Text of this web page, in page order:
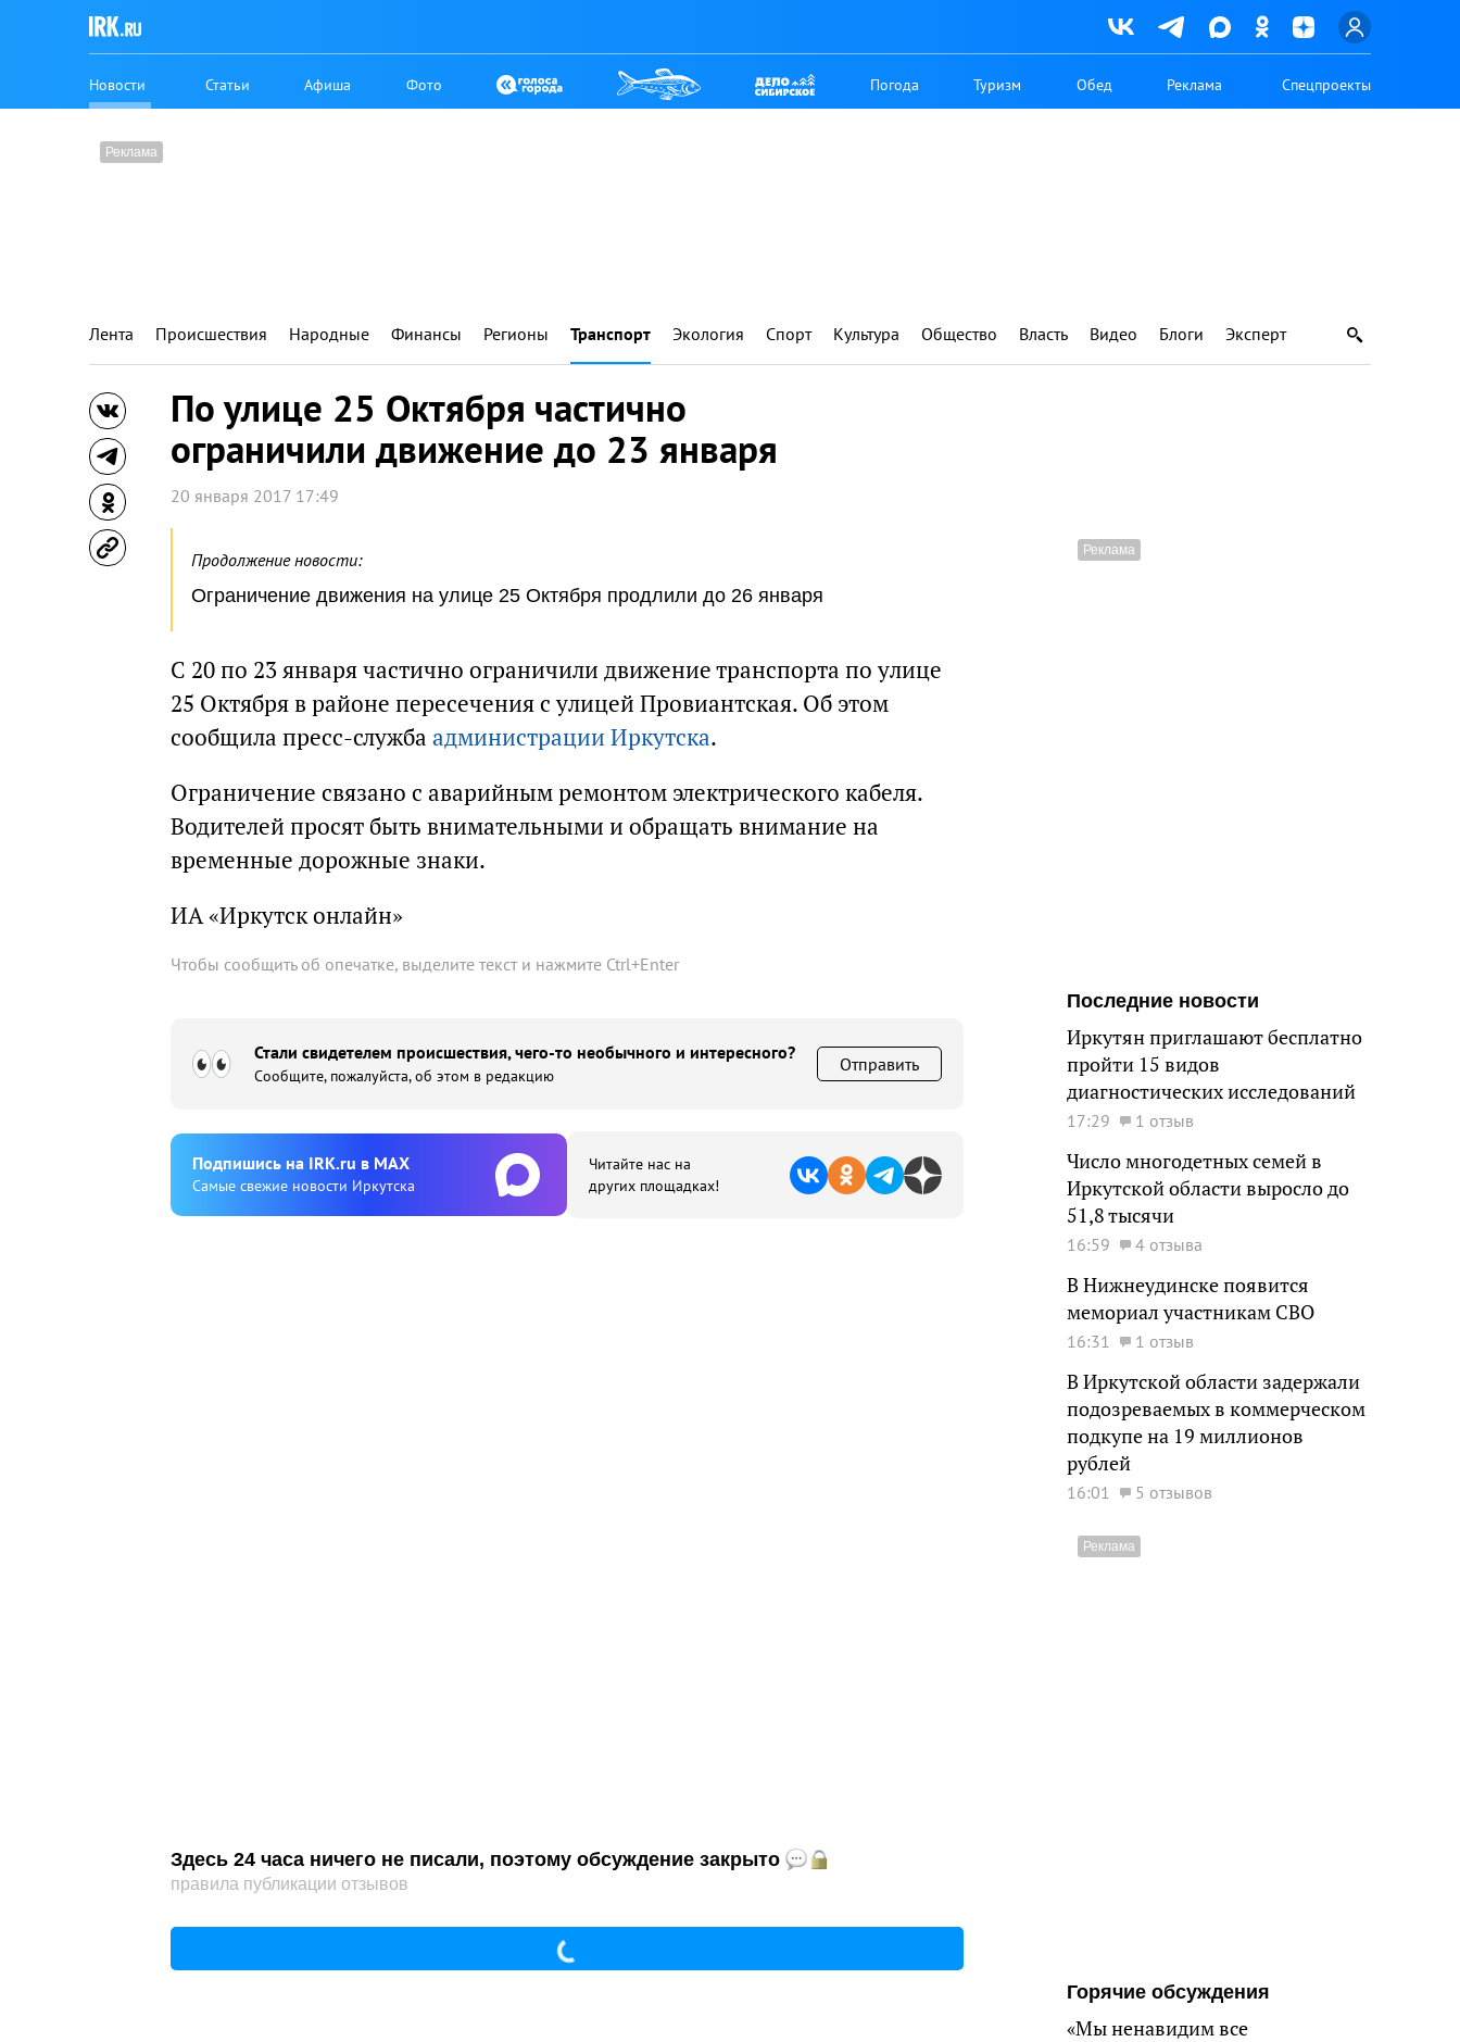
Новости Статьи Афиша Фото Погода Туризм Обед Реклама Спецпроекты
Лента Происшествия Народные Финансы Регионы Транспорт Экология Спорт Культура Общество Власть Видео Блоги Эксперт
По улице 25 Октября частично
ограничили движение до 23 января
20 января 2017 17:49
Продолжение новости:
Ограничение движения на улице 25 Октября продлили до 26 января
С 20 по 23 января частично ограничили движение транспорта по улице
25 Октября в районе пересечения с улицей Провиантская. Об этом
сообщила пресс-служба администрации Иркутска.
Ограничение связано с аварийным ремонтом электрического кабеля.
Водителей просят быть внимательными и обращать внимание на
временные дорожные знаки.
ИА «Иркутск онлайн»
Чтобы сообщить об опечатке, выделите текст и нажмите Ctrl+Enter
Стали свидетелем происшествия, чего-то необычного и интересного?
Сообщите, пожалуйста, об этом в редакцию
Отправить
Подпишиcь на IRK.ru в MAX
Cамые свежие новости Иркутска
Читайте нас на
других площадках!
Здесь 24 часа ничего не писали, поэтому обсуждение закрыто
правила публикации отзывов
Последние новости
Иркутян приглашают бесплатно
пройти 15 видов
диагностических исследований
17:29 1 отзыв
Число многодетных семей в
Иркутской области выросло до
51,8 тысячи
16:59 4 отзыва
В Нижнеудинске появится
мемориал участникам СВО
16:31 1 отзыв
В Иркутской области задержали
подозреваемых в коммерческом
подкупе на 19 миллионов
рублей
16:01 5 отзывов
Горячие обсуждения
«Мы ненавидим все